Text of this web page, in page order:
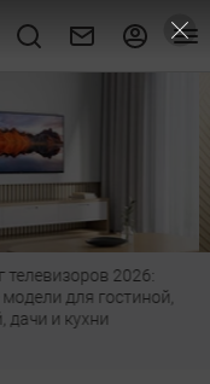
смартфоны с
зумом: что купить
году